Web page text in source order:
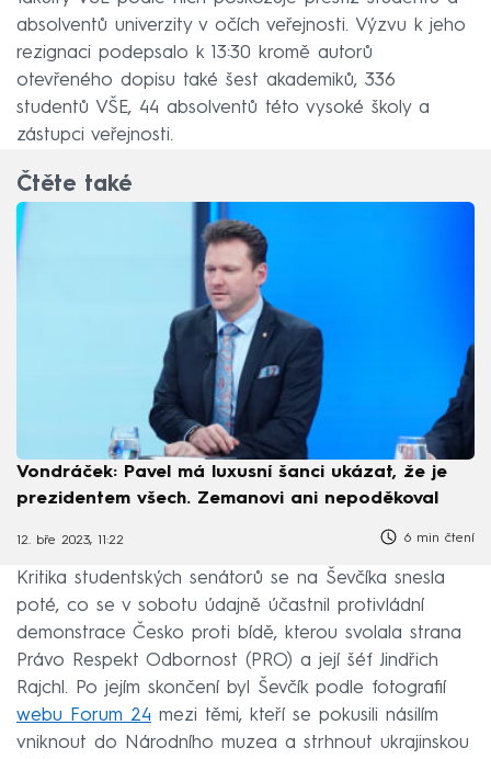
absolventů univerzity v očích veřejnosti. Výzvu k jeho
rezignaci podepsalo k 13:30 kromě autorů
otevřeného dopisu také šest akademiků, 336
studentů VŠE, 44 absolventů této vysoké školy a
zástupci veřejnosti.
Čtěte také
Vondráček: Pavel má luxusní šanci ukázat, že je
prezidentem všech. Zemanovi ani nepoděkoval
12. bře 2023, 11:22 6 min čtení
Kritika studentských senátorů se na Ševčíka snesla
poté, co se v sobotu údajně účastnil protivládní
demonstrace Česko proti bídě, kterou svolala strana
Právo Respekt Odbornost (PRO) a její šéf Jindřich
Rajchl. Po jejím skončení byl Ševčík podle fotografií
webu Forum 24 mezi těmi, kteří se pokusili násilím
vniknout do Národního muzea a strhnout ukrajinskou